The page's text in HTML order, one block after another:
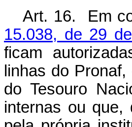
Art. 16. Em
15.038, de 29
ficam
linhas do
do Tesouro
internas ou que,